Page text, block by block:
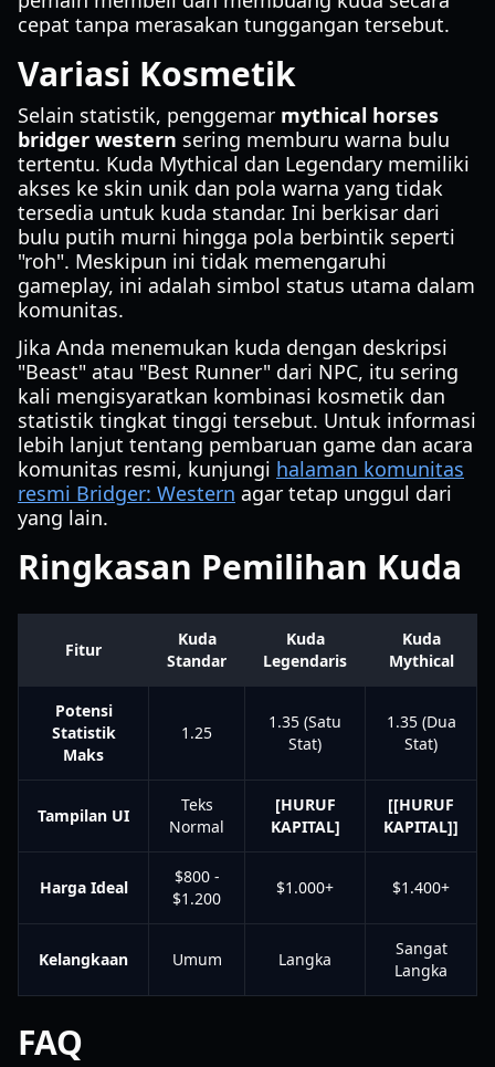
cepat tanpa merasakan tunggangan tersebut.
Variasi Kosmetik
Selain statistik, penggemar mythical horses
bridger western sering memburu warna bulu
tertentu. Kuda Mythical dan Legendary memiliki
akses ke skin unik dan pola warna yang tidak
tersedia untuk kuda standar. Ini berkisar dari
bulu putih murni hingga pola berbintik seperti
"roh". Meskipun ini tidak memengaruhi
gameplay, ini adalah simbol status utama dalam
komunitas.
Jika Anda menemukan kuda dengan deskripsi
"Beast" atau "Best Runner" dari NPC, itu sering
kali mengisyaratkan kombinasi kosmetik dan
statistik tingkat tinggi tersebut. Untuk informasi
lebih lanjut tentang pembaruan game dan acara
komunitas resmi, kunjungi halaman komunitas
resmi Bridger: Western agar tetap unggul dari
yang lain.
Ringkasan Pemilihan Kuda
Fitur
Kuda
Standar
Kuda
Legendaris
Kuda
Mythical
Potensi
Statistik
Maks
1.25
1.35 (Satu
Stat)
1.35 (Dua
Stat)
Tampilan UI
Teks
Normal
[HURUF
KAPITAL]
[[HURUF
KAPITAL]]
Harga Ideal
$800 -
$1.200
$1.000+ $1.400+
Kelangkaan Umum Langka
Sangat
Langka
FAQ